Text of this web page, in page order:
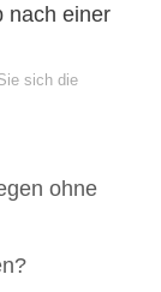
nach einer
sich die
ohne